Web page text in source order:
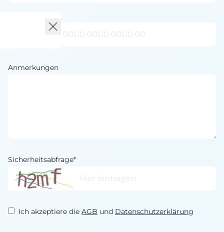
Anmerkungen
Sicherheitsabfrage*
Ich akzeptiere die AGB und Datenschutzerklärung